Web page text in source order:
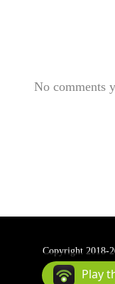
No comments
Copyright 2018-
Play